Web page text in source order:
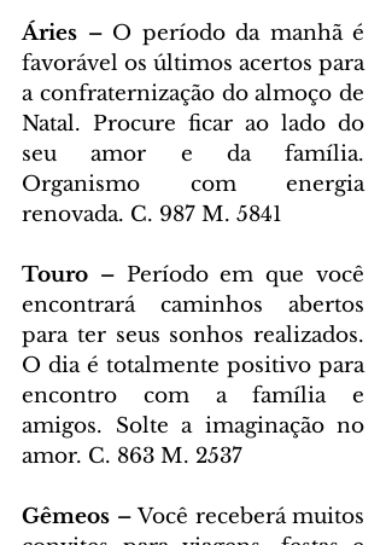
Áries – O período da manhã é
favorável os últimos acertos para
a confraternização do almoço de
Natal. Procure ficar ao lado do
seu amor e da família.
Organismo com energia
renovada. C. 987 M. 5841
Touro – Período em que você
encontrará caminhos abertos
para ter seus sonhos realizados.
O dia é totalmente positivo para
encontro com a família e
amigos. Solte a imaginação no
amor. C. 863 M. 2537
Gêmeos – Você receberá muitos